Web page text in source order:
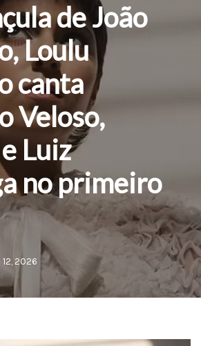
de João
Loulu
canta
Veloso,
Luiz
no primeiro
12, 2026